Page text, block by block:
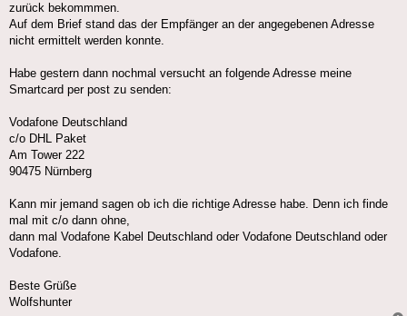
zurück bekommmen.
Auf dem Brief stand das der Empfänger an der angegebenen Adresse
nicht ermittelt werden konnte.
Habe gestern dann nochmal versucht an folgende Adresse meine
Smartcard per post zu senden:
Vodafone Deutschland
c/o DHL Paket
Am Tower 222
90475 Nürnberg
Kann mir jemand sagen ob ich die richtige Adresse habe. Denn ich finde
mal mit c/o dann ohne,
dann mal Vodafone Kabel Deutschland oder Vodafone Deutschland oder
Vodafone.
Beste Grüße
Wolfshunter